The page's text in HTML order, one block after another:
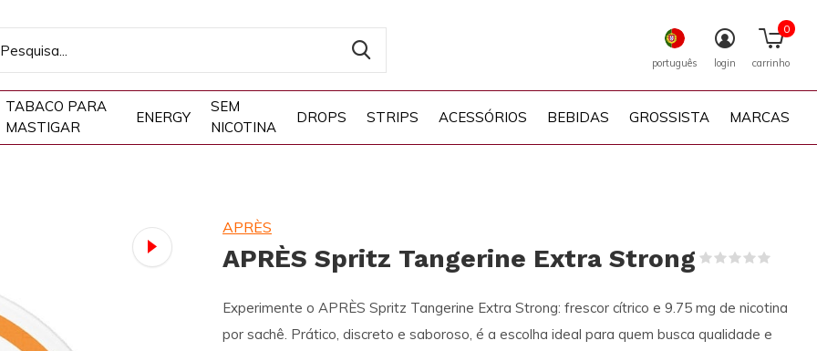
TABACO PARA
MASTIGAR
ENERGY
SEM
NICOTINA
DROPS STRIPS ACESSÓRIOS BEBIDAS GROSSISTA MARCAS
português login carrinho
0
APRÈS
APRÈS Spritz Tangerine Extra Strong
Experimente o APRÈS Spritz Tangerine Extra Strong: frescor cítrico e 9.75 mg de nicotina
por sachê. Prático, discreto e saboroso, é a escolha ideal para quem busca qualidade e